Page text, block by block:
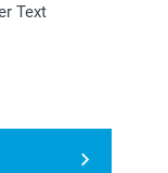
Text